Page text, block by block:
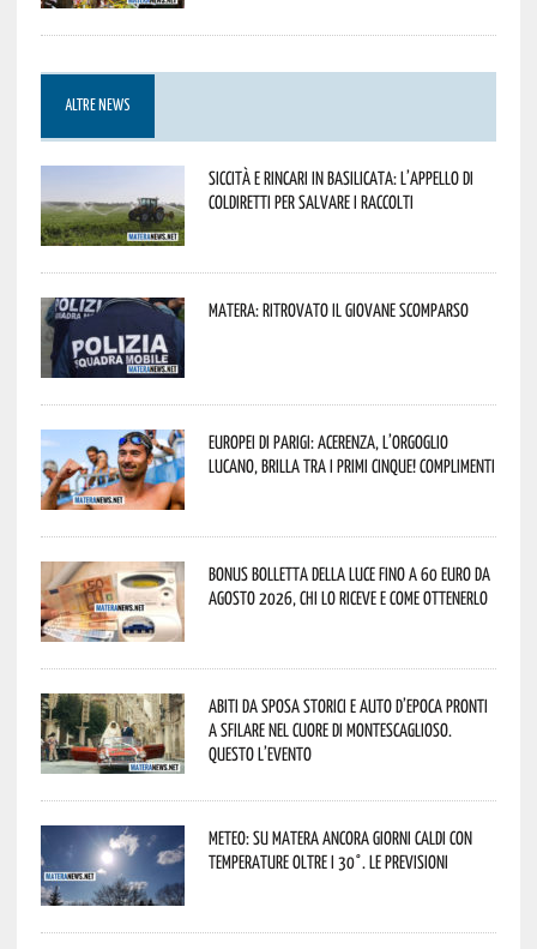
ALTRE NEWS
Siccità e rincari in Basilicata: l’appello di
Coldiretti per salvare i raccolti
Matera: ritrovato il giovane scomparso
Europei di Parigi: Acerenza, l’orgoglio
lucano, brilla tra i primi cinque! Complimenti
Bonus bolletta della luce fino a 60 euro da
agosto 2026, chi lo riceve e come ottenerlo
Abiti da sposa storici e auto d’epoca pronti
a sfilare nel cuore di Montescaglioso.
Questo l’evento
Meteo: su Matera ancora giorni caldi con
temperature oltre i 30°. Le previsioni